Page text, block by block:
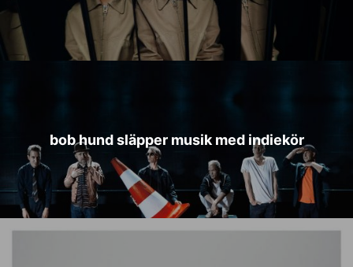
bob hund släpper musik med indiekör